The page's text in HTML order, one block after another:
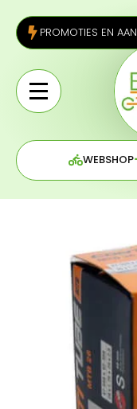
PROMOTIES EN
WEBSHOP